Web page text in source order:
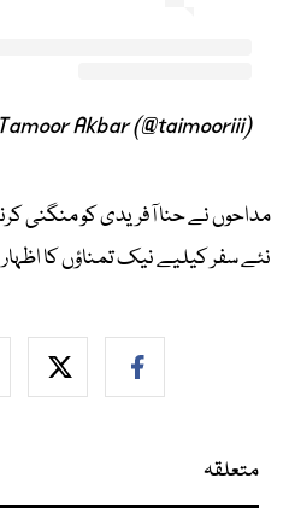
Akbar (@taimooriii)
مداحوں نے حنا آفریدی کو منگنی
نئے سفر کیلیے نیک تمناؤں کا
متعلقہ